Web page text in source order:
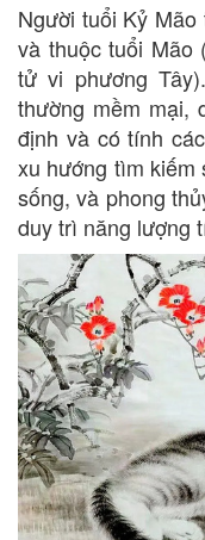
Người tuổi Kỷ
và thuộc tuổi Mão
tử vi phương
thường mềm mại,
định và có tính
xu hướng tìm kiếm
sống, và phong
duy trì năng lượng